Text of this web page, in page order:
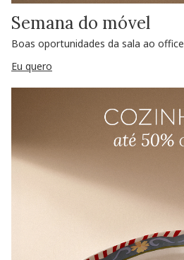
Semana do móvel
Boas oportunidades da sala ao office
Eu quero